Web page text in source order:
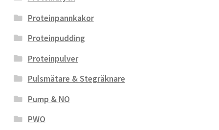
Proteinpannkakor
Proteinpudding
Proteinpulver
Pulsmätare & Stegräknare
Pump & NO
PWO